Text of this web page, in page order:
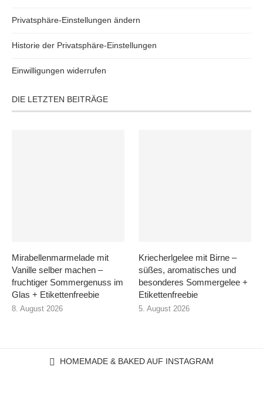
Privatsphäre-Einstellungen ändern
Historie der Privatsphäre-Einstellungen
Einwilligungen widerrufen
DIE LETZTEN BEITRÄGE
Mirabellenmarmelade mit
Vanille selber machen –
fruchtiger Sommergenuss im
Glas + Etikettenfreebie
8. August 2026
Kriecherlgelee mit Birne –
süßes, aromatisches und
besonderes Sommergelee +
Etikettenfreebie
5. August 2026
HOMEMADE & BAKED AUF INSTAGRAM